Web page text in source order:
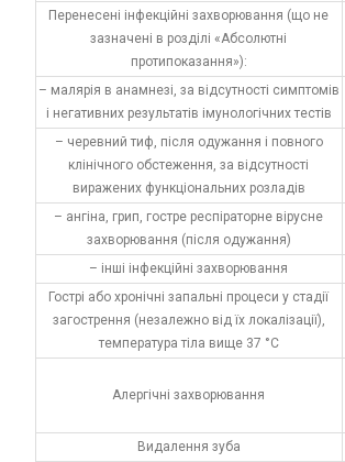
Перенесені інфекційні захворювання (що не
зазначені в розділі «Абсолютні
протипоказання»):
– малярія в анамнезі, за відсутності симптомів
і негативних результатів імунологічних тестів
– черевний тиф, після одужання і повного
клінічного обстеження, за відсутності
виражених функціональних розладів
– ангіна, грип, гостре респіраторне вірусне
захворювання (після одужання)
– інші інфекційні захворювання
Гострі або хронічні запальні процеси у стадії
загострення (незалежно від їх локалізації),
температура тіла вище 37 °С
Алергічні захворювання
Видалення зуба